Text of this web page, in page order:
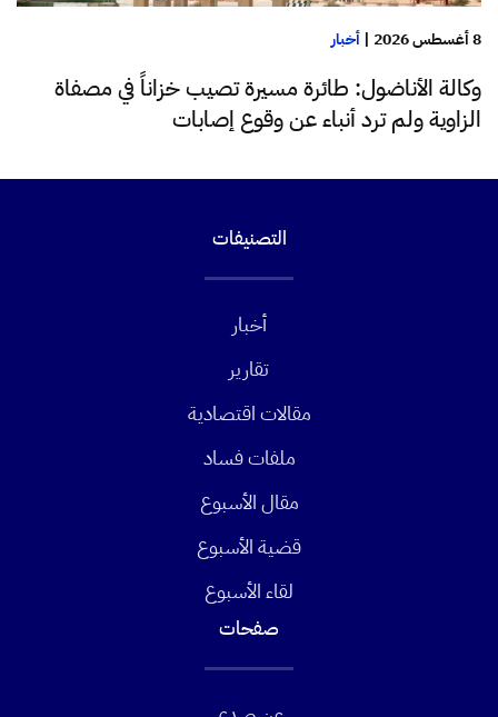
8 أغسطس 2026 | أخبار
وكالة الأناضول: طائرة مسيرة تصيب خزاناً في مصفاة
الزاوية ولم ترد أنباء عن وقوع إصابات
التصنيفات
أخبار
تقارير
مقالات اقتصادية
ملفات فساد
مقال الأسبوع
قضية الأسبوع
لقاء الأسبوع
صفحات